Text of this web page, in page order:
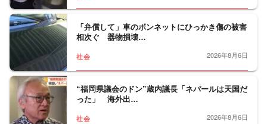
「弁償して」車のボンネットにひっかき傷の被害
相次ぐ 器物損壊…
社会 2026年8月6日
“福岡県議会のドン”蔵内議長「ネパールは天国だ
った」 海外出…
社会 2026年8月6日